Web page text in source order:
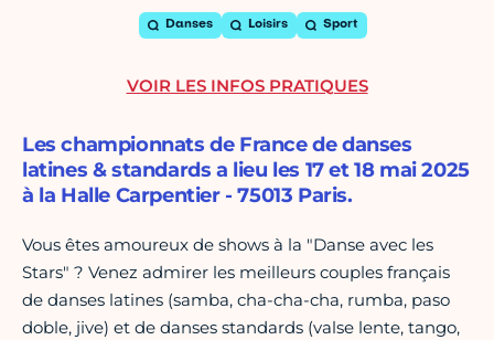
Danses Loisirs Sport
Les championnats de France de danses
latines & standards a lieu les 17 et 18 mai 2025
à la Halle Carpentier - 75013 Paris.
Vous êtes amoureux de shows à la "Danse avec les
Stars" ? Venez admirer les meilleurs couples français
de danses latines (samba, cha-cha-cha, rumba, paso
doble, jive) et de danses standards (valse lente, tango,
VOIR LES INFOS PRATIQUES